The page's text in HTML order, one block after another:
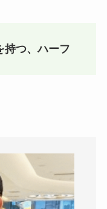
持つ、ハーフ